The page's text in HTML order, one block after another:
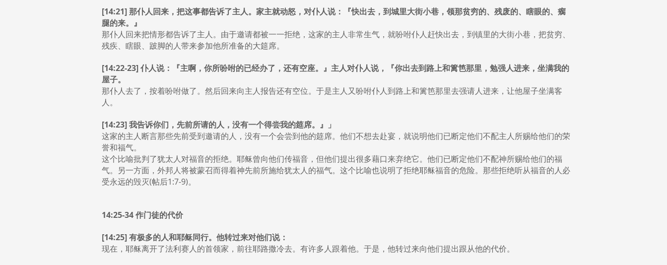
[14:21] 那仆人回来，把这事都告诉了主人。家主就动怒，对仆人说：『快出去，到城里大街小巷，领那贫穷的、残废的、瞎眼的、瘸
腿的来。』
那仆人回来把情形都告诉了主人。由于邀请都被一一拒绝，这家的主人非常生气，就吩咐仆人赶快出去，到镇里的大街小巷，把贫穷、
残疾、瞎眼、跛脚的人带来参加他所准备的大筵席。
[14:22-23] 仆人说：『主啊，你所吩咐的已经办了，还有空座。』主人对仆人说，『你出去到路上和篱笆那里，勉强人进来，坐满我的
屋子。
那仆人去了，按着吩咐做了。然后回来向主人报告还有空位。于是主人又吩咐仆人到路上和篱笆那里去强请人进来，让他屋子坐满客
人。
[14:23] 我告诉你们，先前所请的人，没有一个得尝我的筵席。』」
这家的主人断言那些先前受到邀请的人，没有一个会尝到他的筵席。他们不想去赴宴，就说明他们已断定他们不配主人所赐给他们的荣
誉和福气。
这个比喻批判了犹太人对福音的拒绝。耶稣曾向他们传福音，但他们提出很多藉口来弃绝它。他们已断定他们不配神所赐给他们的福
气。另一方面，外邦人将被蒙召而得着神先前所施给犹太人的福气。这个比喻也说明了拒绝耶稣福音的危险。那些拒绝听从福音的人必
受永远的毁灭(帖后1:7-9)。
14:25-34 作门徒的代价
[14:25] 有极多的人和耶稣同行。他转过来对他们说：
现在，耶稣离开了法利赛人的首领家，前往耶路撒冷去。有许多人跟着他。于是，他转过来向他们提出跟从他的代价。